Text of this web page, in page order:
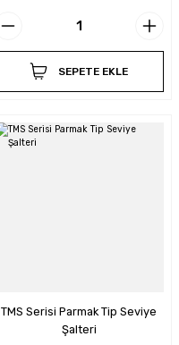
SEPETE EKLE
TMS Serisi Parmak Tip Seviye
Şalteri